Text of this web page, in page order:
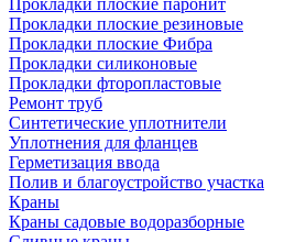
Прокладки плоские резиновые
Прокладки плоские Фибра
Прокладки силиконовые
Прокладки фторопластовые
Ремонт труб
Синтетические уплотнители
Уплотнения для фланцев
Герметизация ввода
Полив и благоустройство участка
Краны
Краны садовые водоразборные